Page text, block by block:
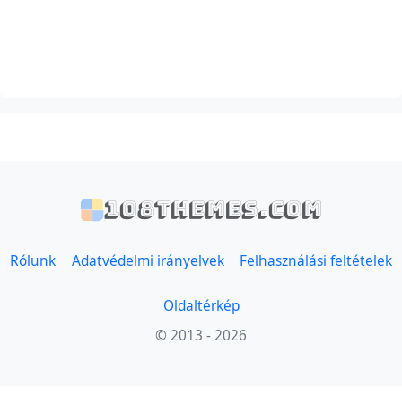
108themes.com
Rólunk Adatvédelmi irányelvek Felhasználási feltételek
Oldaltérkép
© 2013 - 2026